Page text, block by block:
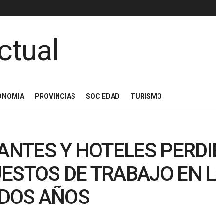
PROVINCIAS SOCIEDAD TURISMO
Y HOTELES
DE TRABAJO EN
AÑOS